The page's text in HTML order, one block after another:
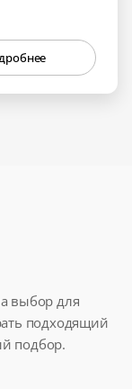
выбор для
подходящий
подбор.